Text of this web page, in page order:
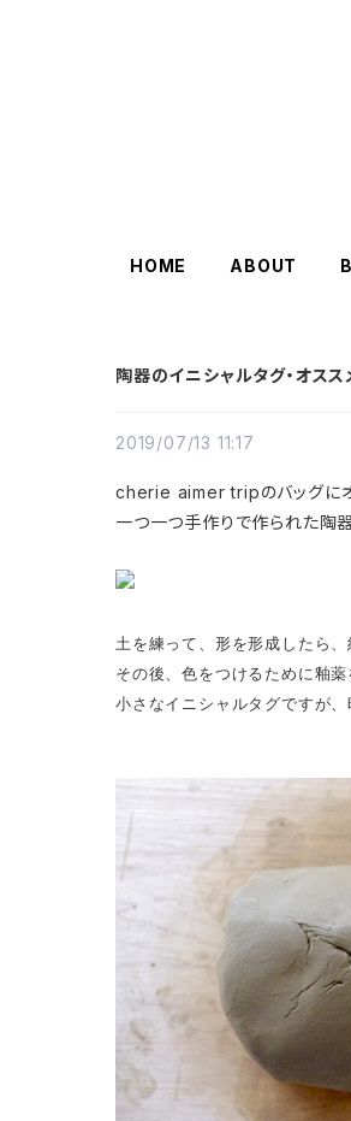
HOME ABOUT
陶器のイニシャルタグ・オスス
2019/07/13 11:17
cherie aimer tripのバッグにオ
一つ一つ手作りで作られた陶器
土を練って、形を形成したら
その後、色をつけるために釉
小さなイニシャルタグですが